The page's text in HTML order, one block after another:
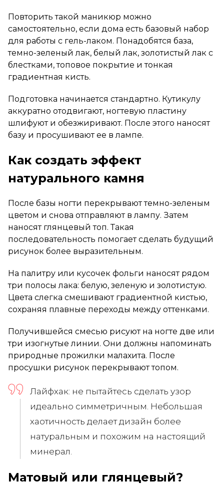
Повторить такой маникюр можно
самостоятельно, если дома есть базовый набор
для работы с гель-лаком. Понадобятся база,
темно-зеленый лак, белый лак, золотистый лак с
блестками, топовое покрытие и тонкая
градиентная кисть.
Подготовка начинается стандартно. Кутикулу
аккуратно отодвигают, ногтевую пластину
шлифуют и обезжиривают. После этого наносят
базу и просушивают ее в лампе.
Как создать эффект
натурального камня
После базы ногти перекрывают темно-зеленым
цветом и снова отправляют в лампу. Затем
наносят глянцевый топ. Такая
последовательность помогает сделать будущий
рисунок более выразительным.
На палитру или кусочек фольги наносят рядом
три полосы лака: белую, зеленую и золотистую.
Цвета слегка смешивают градиентной кистью,
сохраняя плавные переходы между оттенками.
Получившейся смесью рисуют на ногте две или
три изогнутые линии. Они должны напоминать
природные прожилки малахита. После
просушки рисунок перекрывают топом.
Лайфхак: не пытайтесь сделать узор
идеально симметричным. Небольшая
хаотичность делает дизайн более
натуральным и похожим на настоящий
минерал.
Матовый или глянцевый?